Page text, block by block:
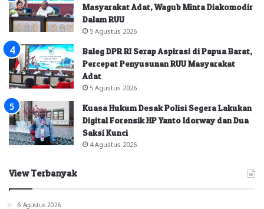
Masyarakat Adat, Wagub Minta Diakomodir
Dalam RUU
5 Agustus 2026
Baleg DPR RI Serap Aspirasi di Papua Barat,
Percepat Penyusunan RUU Masyarakat
Adat
5 Agustus 2026
Kuasa Hukum Desak Polisi Segera Lakukan
Digital Forensik HP Yanto Idorway dan Dua
Saksi Kunci
4 Agustus 2026
View Terbanyak
6 Agustus 2026